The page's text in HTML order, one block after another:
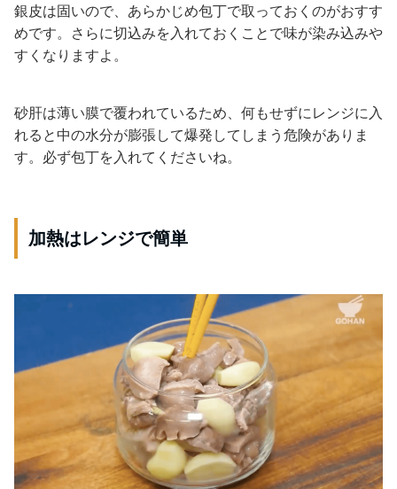
銀皮は固いので、あらかじめ包丁で取っておくのがおすす
めです。さらに切込みを入れておくことで味が染み込みや
すくなりますよ。
砂肝は薄い膜で覆われているため、何もせずにレンジに入
れると中の水分が膨張して爆発してしまう危険がありま
す。必ず包丁を入れてくださいね。
加熱はレンジで簡単